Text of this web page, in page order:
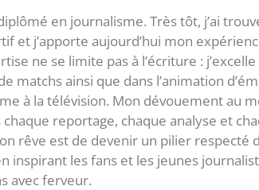
en journalisme. Très tôt, j’ai
et j’apporte aujourd’hui mon
ne se limite pas à l’écriture :
matchs ainsi que dans l’animation
à la télévision. Mon dévouement au
reportage, chaque analyse et
rêve est de devenir un pilier respecté
inspirant les fans et les jeunes
avec ferveur.